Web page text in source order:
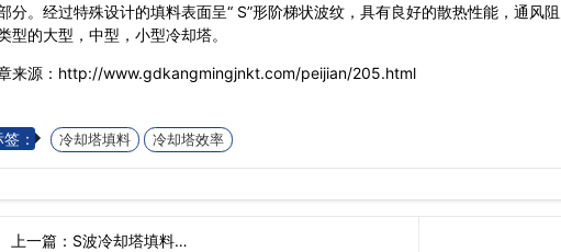
分。经过特殊设计的填料表面呈“ S”形阶梯状波纹，具有良好的散热性能，通风
型的大型，中型，小型冷却塔。
来源：http://www.gdkangmingjnkt.com/peijian/205.html
： 冷却塔填料 冷却塔效率
上一篇： S波冷却塔填料…